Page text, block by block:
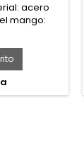
acero
mango:
Tipo de
larga.